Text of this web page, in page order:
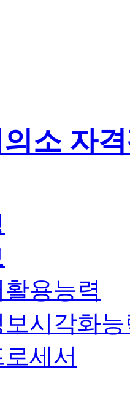
소 자
용능력
보시각화
세서